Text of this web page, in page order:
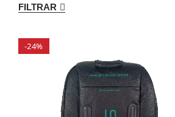
FILTRAR
-24%